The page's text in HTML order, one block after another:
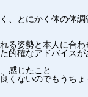
、とにかく体の体
る姿勢と本人に合
的確なアドバイス
感じたこと
くないのでもうち